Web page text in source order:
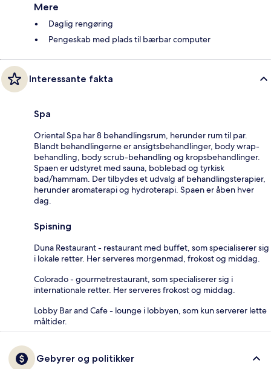
Mere
Daglig rengøring
Pengeskab med plads til bærbar computer
Interessante fakta
Spa
Oriental Spa har 8 behandlingsrum, herunder rum til par.
Blandt behandlingerne er ansigtsbehandlinger, body wrap-
behandling, body scrub-behandling og kropsbehandlinger.
Spaen er udstyret med sauna, boblebad og tyrkisk
bad/hammam. Der tilbydes et udvalg af behandlingsterapier,
herunder aromaterapi og hydroterapi. Spaen er åben hver
dag.
Spisning
Duna Restaurant - restaurant med buffet, som specialiserer sig
i lokale retter. Her serveres morgenmad, frokost og middag.
Colorado - gourmetrestaurant, som specialiserer sig i
internationale retter. Her serveres frokost og middag.
Lobby Bar and Cafe - lounge i lobbyen, som kun serverer lette
måltider.
Gebyrer og politikker